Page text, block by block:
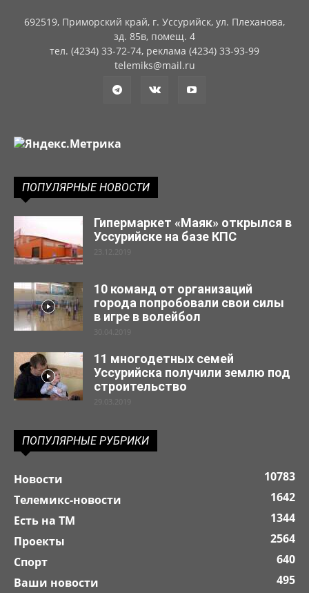
692519, Приморский край, г. Уссурийск, ул. Плеханова,
зд. 85в, помещ. 4
тел. (4234) 33-72-74, реклама (4234) 33-93-99
telemiks@mail.ru
ПОПУЛЯРНЫЕ НОВОСТИ
Гипермаркет «Маяк» открылся в
Уссурийске на базе КПС
23.12.2019
10 команд от организаций
города попробовали свои силы
в игре в волейбол
30.04.2019
11 многодетных семей
Уссурийска получили землю под
строительство
29.03.2019
ПОПУЛЯРНЫЕ РУБРИКИ
Новости
10783
Телемикс-новости
1642
Есть на ТМ
1344
Проекты
2564
Спорт
640
Ваши новости
495